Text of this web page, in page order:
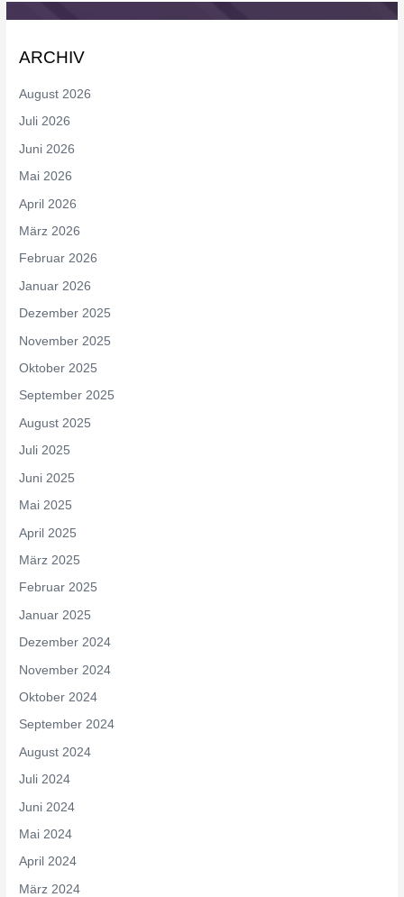
ARCHIV
August 2026
Juli 2026
Juni 2026
Mai 2026
April 2026
März 2026
Februar 2026
Januar 2026
Dezember 2025
November 2025
Oktober 2025
September 2025
August 2025
Juli 2025
Juni 2025
Mai 2025
April 2025
März 2025
Februar 2025
Januar 2025
Dezember 2024
November 2024
Oktober 2024
September 2024
August 2024
Juli 2024
Juni 2024
Mai 2024
April 2024
März 2024